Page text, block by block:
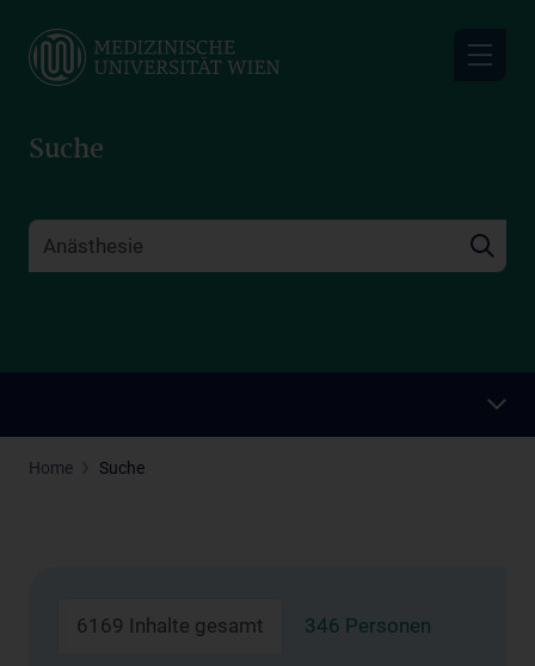
main
Suche
Home Suche
6169 Inhalte gesamt 346 Personen